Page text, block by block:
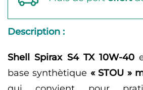
Description :
Shell Spirax S4 TX 10W-40
base synthètique « STOU »